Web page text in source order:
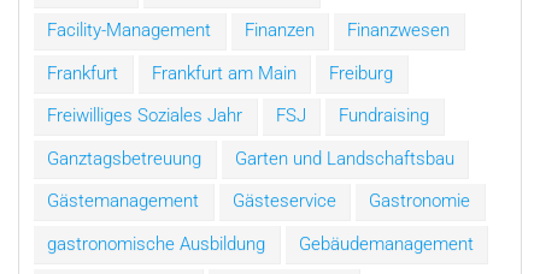
Facility-Management
Finanzen
Finanzwesen
Frankfurt
Frankfurt am Main
Freiburg
Freiwilliges Soziales Jahr
FSJ
Fundraising
Ganztagsbetreuung
Garten und Landschaftsbau
Gästemanagement
Gästeservice
Gastronomie
gastronomische Ausbildung
Gebäudemanagement